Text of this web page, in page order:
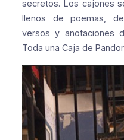
secretos. Los cajones
llenos de poemas,
versos y anotaciones
Toda una Caja de